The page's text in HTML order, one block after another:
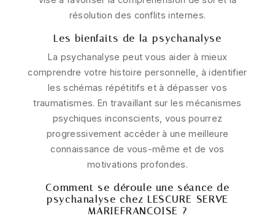
résolution des conflits internes.
Les bienfaits de la psychanalyse
La psychanalyse peut vous aider à mieux
comprendre votre histoire personnelle, à identifier
les schémas répétitifs et à dépasser vos
traumatismes. En travaillant sur les mécanismes
psychiques inconscients, vous pourrez
progressivement accéder à une meilleure
connaissance de vous-même et de vos
motivations profondes.
Comment se déroule une séance de
psychanalyse chez LESCURE-SERVE
MARIEFRANCOISE ?